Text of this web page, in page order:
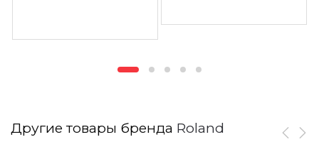
Другие товары бренда Roland